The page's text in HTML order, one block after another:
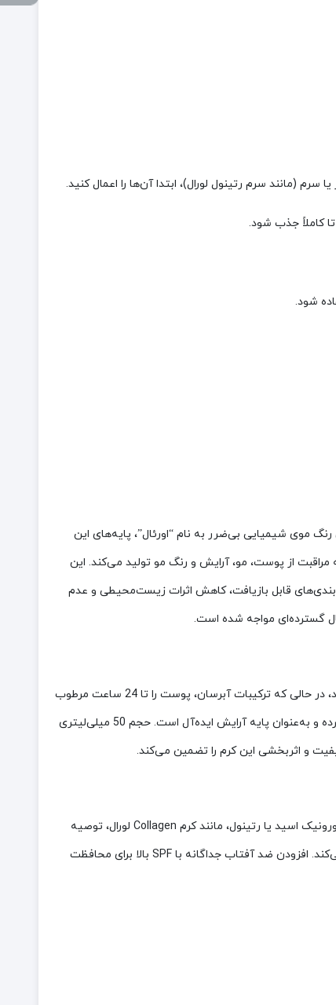
(مانند سرم رتینول لورال)، ابتدا آن‌ها را اعمال کنید.
کاملاً جذب شود.
شود.
شد. او با ابداع اولین رنگ موی شیمیایی بی‌ضرر به نام “اورئال”، پایه‌های این
مراقبت از پوست، مو، آرایش و رنگ مو تولید می‌کند. این
از بسته‌بندی‌های قابل بازیافت، کاهش اثرات زیست‌محیطی و عدم
این کرم روز به دلایل متعددی انتخابی هوشمندانه است. کلاژن محلول، خطوط و چین و چروک‌ها را کاهش داده و استحکام پوست را بهبود می‌بخشد، در حالی که ترکیبات آبرسان، پوست را تا 24 ساعت مرطوب
نگه می‌دارند. فرمول غیرکومدوژنیک و ملایم، برای انواع پوست، به‌ویژه پوست‌های بالغ، ایمن است. بافت غنی و غیرچرب، استفاده روزانه را راحت کرده و به‌عنوان پایه آرایش ایده‌آل است. حجم 50 میلی‌لیتری
و اثربخشی این کرم را تضمین می‌کند.
انتخاب کرم روز ضد چروک مناسب به نوع پوست و نیازهای آن بستگی دارد. برای پوست‌های بالغ یا مستعد چین و چروک، کرم‌هایی با کلاژن، هیالورونیک اسید یا رتینول، مانند کرم Collagen لورال، توصیه
می‌شوند. فرمول‌های غیرکومدوژنیک برای پوست‌های چرب و حساس ایمن‌تر هستند. بافت غنی اما غیرچرب، استفاده روزانه و زیر آرایش را راحت می‌کند. افزودن ضد آفتاب جداگانه با SPF بالا برای محافظت